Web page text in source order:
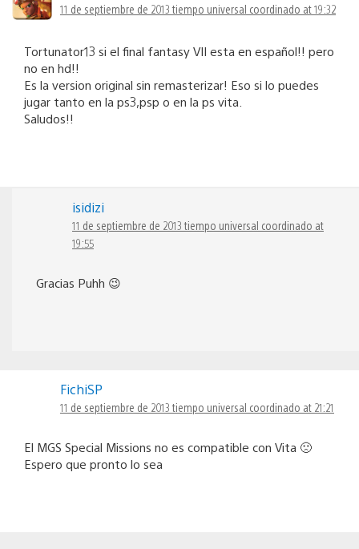
11 de septiembre de 2013 tiempo universal coordinado at 19:32
Tortunator13 si el final fantasy VII esta en español!! pero
no en hd!!
Es la version original sin remasterizar! Eso si lo puedes
jugar tanto en la ps3,psp o en la ps vita.
Saludos!!
isidizi
11 de septiembre de 2013 tiempo universal coordinado at
19:55
Gracias Puhh 😉
FichiSP
11 de septiembre de 2013 tiempo universal coordinado at 21:21
El MGS Special Missions no es compatible con Vita 🙁
Espero que pronto lo sea